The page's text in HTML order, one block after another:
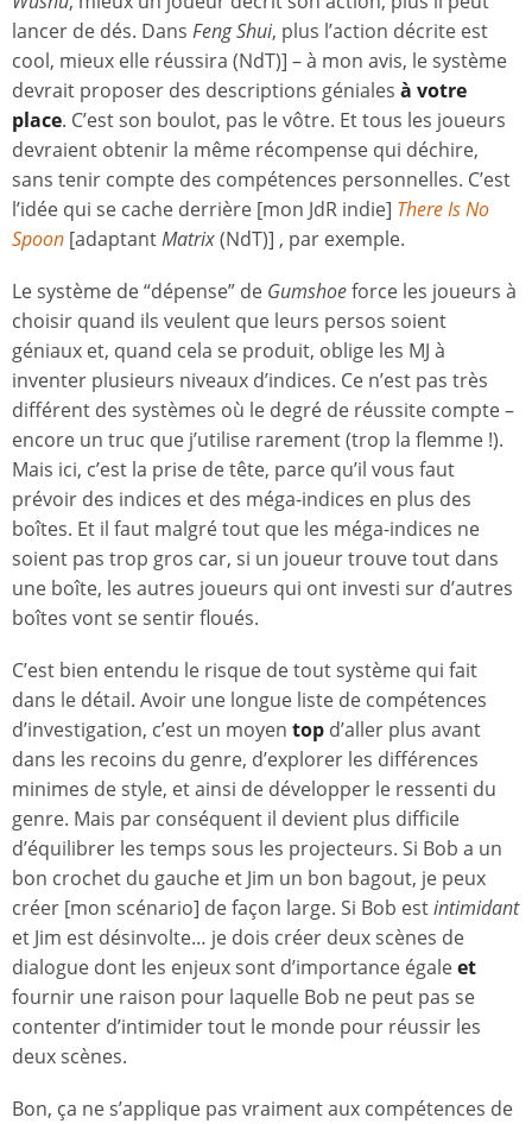
lancer de dés. Dans Feng Shui, plus l’action décrite est
cool, mieux elle réussira (NdT)] – à mon avis, le système
devrait proposer des descriptions géniales à votre
place. C’est son boulot, pas le vôtre. Et tous les joueurs
devraient obtenir la même récompense qui déchire,
sans tenir compte des compétences personnelles. C’est
l’idée qui se cache derrière [mon JdR indie] There Is No
Spoon [adaptantMatrix(NdT)] , par exemple.
Le système de “dépense” de Gumshoeforce les joueurs à
choisir quand ils veulent que leurs persos soient
géniaux et, quand cela se produit, oblige les MJ à
inventer plusieurs niveaux d’indices. Ce n’est pas très
différent des systèmes où le degré de réussite compte –
encore un truc que j’utilise rarement (trop la flemme !).
Mais ici, c’est la prise de tête, parce qu’il vous faut
prévoir des indices et des méga-indices en plus des
boîtes. Et il faut malgré tout que les méga-indices ne
soient pas trop gros car, si un joueur trouve tout dans
une boîte, les autres joueurs qui ont investi sur d’autres
boîtes vont se sentir floués.
C’est bien entendu le risque de tout système qui fait
dans le détail. Avoir une longue liste de compétences
d’investigation, c’est un moyen top d’aller plus avant
dans les recoins du genre, d’explorer les différences
minimes de style, et ainsi de développer le ressenti du
genre. Mais par conséquent il devient plus difficile
d’équilibrer les temps sous les projecteurs. Si Bob a un
bon crochet du gauche et Jim un bon bagout, je peux
créer [mon scénario] de façon large. Si Bob estintimidant
et Jim est désinvolte… je dois créer deux scènes de
dialogue dont les enjeux sont d’importance égaleet
fournir une raison pour laquelle Bob ne peut pas se
contenter d’intimider tout le monde pour réussir les
deux scènes.
Bon, ça ne s’applique pas vraiment aux compétences de